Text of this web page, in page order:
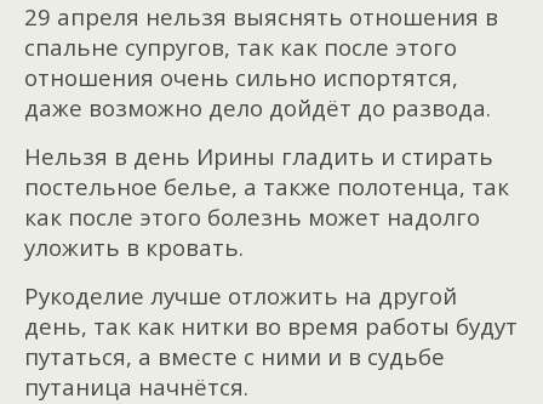
29 апреля нельзя выяснять отношения в
спальне супругов, так как после этого
отношения очень сильно испортятся,
даже возможно дело дойдёт до развода.
Нельзя в день Ирины гладить и стирать
постельное белье, а также полотенца, так
как после этого болезнь может надолго
уложить в кровать.
Рукоделие лучше отложить на другой
день, так как нитки во время работы будут
путаться, а вместе с ними и в судьбе
путаница начнётся.